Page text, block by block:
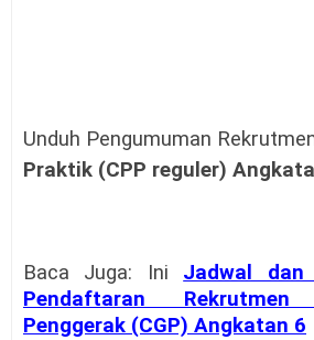
Unduh Pengumuman
Praktik (CPP reguler)
Baca Juga: Ini Jadwal dan
Pendaftaran
Penggerak (CGP) Angkatan 6